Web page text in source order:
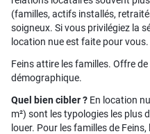
(familles, actifs installés,
soigneux. Si vous privilégiez la
location nue est faite pour vous.
Feins attire les familles. Offre
démographique.
Quel bien cibler ? En location
m²) sont les typologies les plus
louer. Pour les familles de